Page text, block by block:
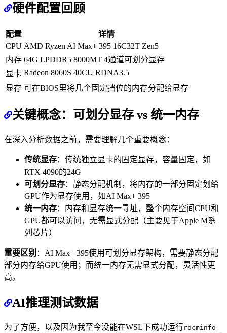
硬件配置回顾
配置
详情
CPU AMD Ryzen AI Max+ 395 16C32T Zen5
内存 64G LPDDR5 8000MT 4通道可划分显存
显卡 Radeon 8060S 40CU RDNA3.5
显存 可在BIOS里将几个固定挡位的内存分配给显存
关键概念：可划分显存 vs 统一内存
在深入分析数据之前，需要理解几个重要概念：
传统显存：传统独立显卡的固定显存，容量固定，如
RTX 4090的24G
可划分显存：静态分配机制，将内存的一部分固定划给
GPU作为显存使用，如AI Max+ 395
统一内存：内存和显存统一寻址，整个内存空间CPU和
GPU都可以访问，无需显式分配（主要见于Apple M系
列芯片）
重要区别 ：AI Max+ 395使用可划分显存架构，需要静态分配
部分内存给GPU使用；而统一内存无需显式分配，灵活性更
高。
AI推理测试数据
为了方便，以及因为我至今没能在WSL下成功运行rocminfo